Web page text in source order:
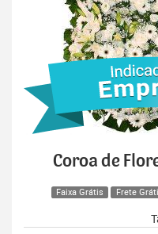
Coroa de
Faixa Grátis Frete